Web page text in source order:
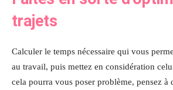
trajets
Calculer le temps nécessaire qui vous
au travail, puis mettez en considération
cela pourra vous poser problème, pensez à